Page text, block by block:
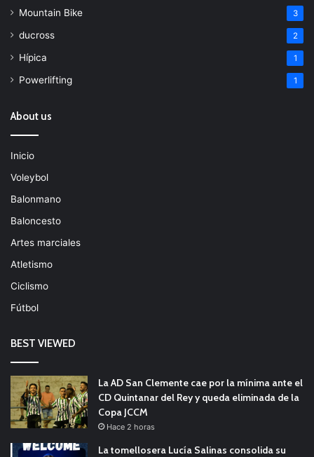
Mountain Bike 3
ducross 2
Hípica 1
Powerlifting 1
About us
Inicio
Voleybol
Balonmano
Baloncesto
Artes marciales
Atletismo
Ciclismo
Fútbol
BEST VIEWED
La AD San Clemente cae por la mínima ante el
CD Quintanar del Rey y queda eliminada de la
Copa JCCM
Hace 2 horas
La tomellosera Lucía Salinas consolida su